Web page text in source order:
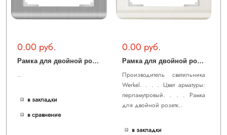
0.00 руб.
Р
амка для двойной розетки (серебряный) WL12-Frame-01-DBL
..
в закладки
в сравнение
0.00 руб.
Р
амка для двойной розетки (перламутровый) WL12-Frame-01-DBL
Производитель светильника
Werkel. . . . Цвет арматуры:
перламутровый. . . . Рамка
для двойной розетк..
в закладки